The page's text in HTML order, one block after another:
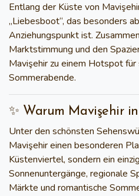
Entlang der Küste von
„Liebesboot“, das besonders
Anziehungspunkt ist.
Marktstimmung und den
Mavişehir zu einem Hotspot
Sommerabende.
✨ Warum Mavişehir
Unterden schönsten
Mavişehir einen besonderen
Küstenviertel, sondern ein
Sonnenuntergänge, regionale
Märkte und romantische